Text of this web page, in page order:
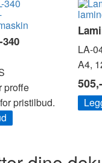
proffe
pristilbud.
LA-
A4,
505,-